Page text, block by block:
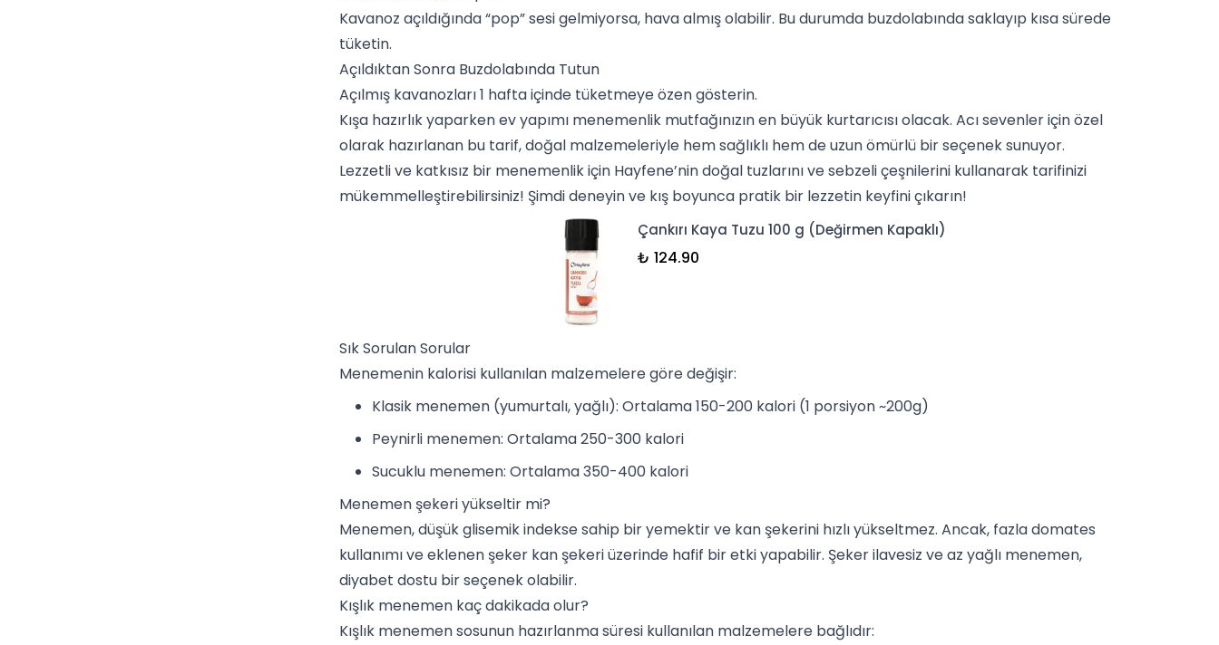
Kavanoz açıldığında “pop” sesi gelmiyorsa, hava almış olabilir. Bu durumda buzdolabında saklayıp kısa sürede
tüketin.
Açıldıktan Sonra Buzdolabında Tutun
Açılmış kavanozları 1 hafta içinde tüketmeye özen gösterin.
Kışa hazırlık yaparken ev yapımı menemenlik mutfağınızın en büyük kurtarıcısı olacak. Acı sevenler için özel
olarak hazırlanan bu tarif, doğal malzemeleriyle hem sağlıklı hem de uzun ömürlü bir seçenek sunuyor.
Lezzetli ve katkısız bir menemenlik için Hayfene’nin doğal tuzlarını vesebzeli çeşnilerini kullanarak tarifinizi
mükemmelleştirebilirsiniz! Şimdi deneyin ve kış boyunca pratik bir lezzetin keyfini çıkarın!
Çankırı Kaya Tuzu 100 g (Değirmen Kapaklı)
₺ 124.90
Sık Sorulan Sorular
Menemenin kalorisi kullanılan malzemelere göre değişir:
Klasik menemen (yumurtalı, yağlı): Ortalama 150-200 kalori (1 porsiyon ~200g)
Peynirli menemen: Ortalama 250-300 kalori
Sucuklu menemen: Ortalama 350-400 kalori
Menemen şekeri yükseltir mi?
Menemen, düşük glisemik indekse sahip bir yemektir ve kan şekerini hızlı yükseltmez. Ancak, fazla domates
kullanımı ve eklenen şeker kan şekeri üzerinde hafif bir etki yapabilir. Şeker ilavesiz ve az yağlı menemen,
diyabet dostu bir seçenek olabilir.
Kışlık menemen kaç dakikada olur?
Kışlık menemen sosunun hazırlanma süresi kullanılan malzemelere bağlıdır: